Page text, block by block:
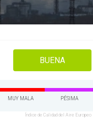
BUENA
MUY MALA PÉSIMA
Índice de Calidad del Aire Europeo